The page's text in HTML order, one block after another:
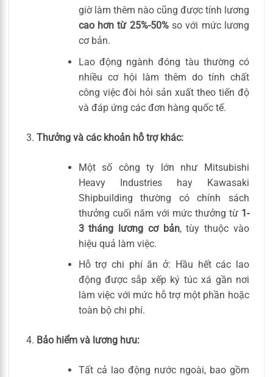
giờ làm thêm nào cũng được tính lương
cao hơn từ 25%-50%so với mức lương
cơ bản.
Lao động ngành đóng tàu thường có
nhiều cơ hội làm thêm do tính chất
công việc đòi hỏi sản xuất theo tiến độ
và đáp ứng các đơn hàng quốc tế.
Thưởng và các khoản hỗ trợ khác:
Một số công ty lớn như Mitsubishi
Heavy Industries hay Kawasaki
Shipbuilding thường có chính sách
thưởng cuối năm với mức thưởng từ 1-
3 tháng lương cơ bản, tùy thuộc vào
hiệu quả làm việc.
Hỗ trợ chi phí ăn ở: Hầu hết các lao
động được sắp xếp ký túc xá gần nơi
làm việc với mức hỗ trợ một phần hoặc
toàn bộ chi phí.
Bảo hiểm và lương hưu:
Tất cả lao động nước ngoài, bao gồm